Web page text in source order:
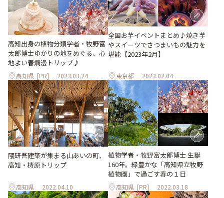
高知出身の植物分類学者・牧野富
太郎博士ゆかりの地をめぐる、心
地よい春爛漫トリップ♪
高知県 [PR] 2023.03.24
全国お芋イベントまとめ♪焼き芋
やスイーツでさつまいもの魅力を
堪能【2023年2月】
東京都 2023.02.04
隈研吾建築が集まる山あいの町、
高知・梼原トリップ
高知県 2022.04.10
植物学者・牧野富太郎博士 生誕
160年。緑豊かな「高知県立牧野
植物園」で過ごす春の１日
高知県 [PR] 2022.03.18